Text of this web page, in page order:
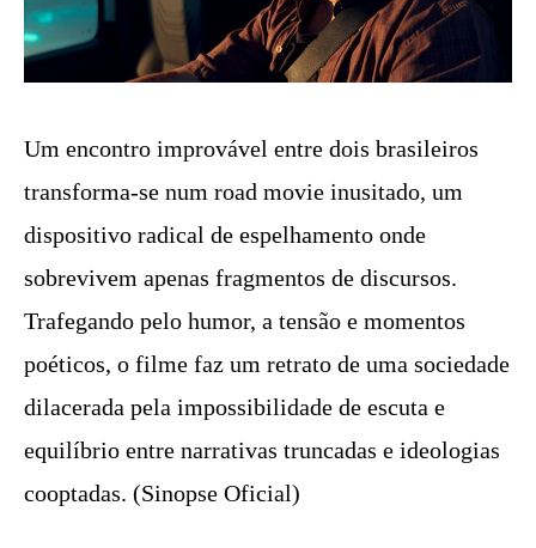
Um encontro improvável entre dois brasileiros
transforma-se num road movie inusitado, um
dispositivo radical de espelhamento onde
sobrevivem apenas fragmentos de discursos.
Trafegando pelo humor, a tensão e momentos
poéticos, o filme faz um retrato de uma sociedade
dilacerada pela impossibilidade de escuta e
equilíbrio entre narrativas truncadas e ideologias
cooptadas. (Sinopse Oficial)